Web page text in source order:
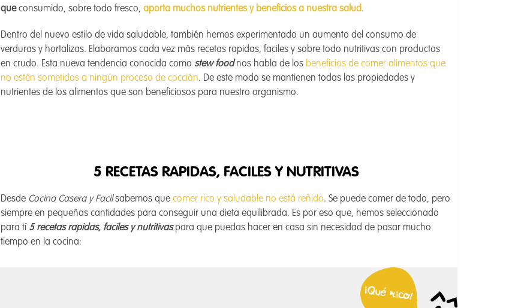
queconsumido, sobre todo fresco, aporta muchos nutrientes y beneficios a nuestra salud.
Dentro del nuevo estilo de vida saludable, también hemos experimentado un aumento del consumo de
verduras y hortalizas. Elaboramos cada vez más recetas rapidas, faciles y sobre todo nutritivas con productos
en crudo. Esta nueva tendencia conocida como stew foodnos habla de los beneficios de comer alimentos que
no estén sometidos a ningún proceso de cocción. De este modo se mantienen todas las propiedades y
nutrientes de los alimentos que son beneficiosos para nuestro organismo.
5 RECETAS RAPIDAS, FACILES Y NUTRITIVAS
Desde Cocina Casera y Facilsabemos que comer rico y saludable no está reñido. Se puede comer de todo, pero
siempre en pequeñas cantidades para conseguir una dieta equilibrada. Es por eso que, hemos seleccionado
para tí 5 recetas rapidas, faciles y nutritivaspara que puedas hacer en casa sin necesidad de pasar mucho
tiempo en la cocina: